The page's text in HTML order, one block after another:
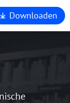
Downloaden